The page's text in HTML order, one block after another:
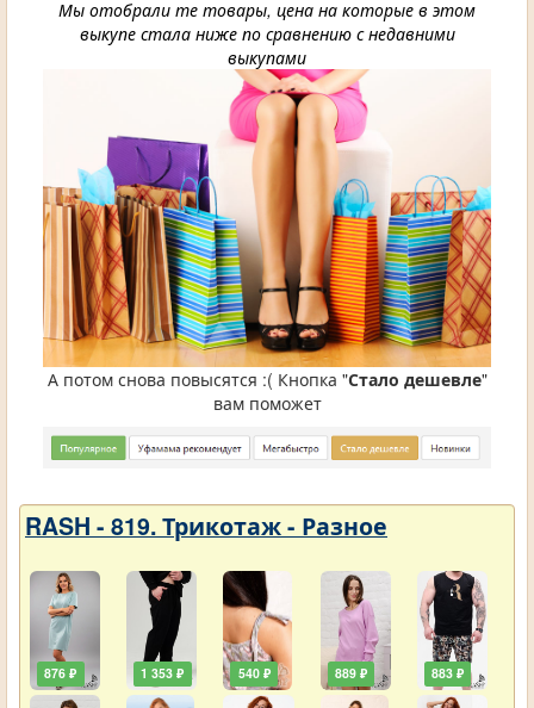
Мы отобрали те товары, цена на которые в этом
выкупе стала ниже по сравнению с недавними
выкупами
А потом снова повысятся :( Кнопка "Стало дешевле"
вам поможет
RASH - 819. Трикотаж - Разное
876 ₽ 1 353 ₽ 540 ₽ 889 ₽ 883 ₽